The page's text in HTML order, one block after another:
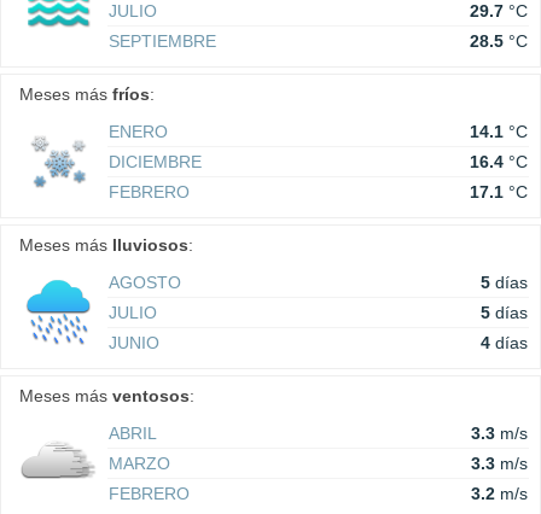
JULIO
29.7 °C
SEPTIEMBRE
28.5 °C
Meses más fríos:
ENERO
14.1 °C
DICIEMBRE
16.4 °C
FEBRERO
17.1 °C
Meses más lluviosos:
AGOSTO
5 días
JULIO
5 días
JUNIO
4 días
Meses más ventosos:
ABRIL
3.3 m/s
MARZO
3.3 m/s
FEBRERO
3.2 m/s